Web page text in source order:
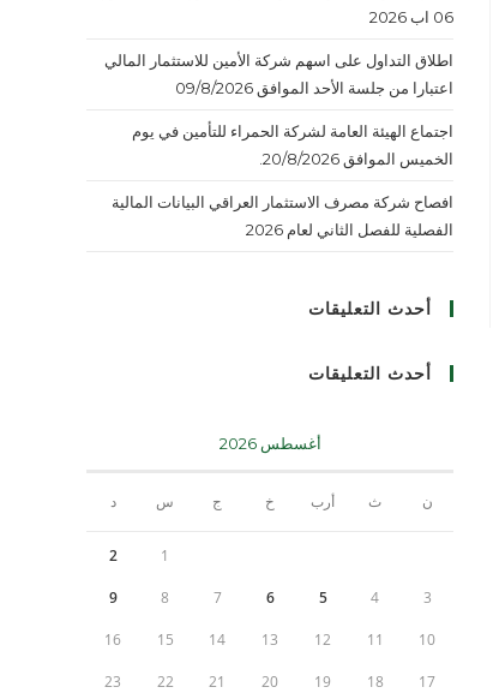
06 اب 2026
اطلاق التداول على اسهم شركة الأمين للاستثمار المالي
اعتبارا من جلسة الأحد الموافق 09/8/2026
اجتماع الهيئة العامة لشركة الحمراء للتأمين في يوم
الخميس الموافق 20/8/2026.
افصاح شركة مصرف الاستثمار العراقي البيانات المالية
الفصلية للفصل الثاني لعام 2026
أحدث التعليقات
أحدث التعليقات
أغسطس 2026
ن ث أرب خ ج س د
1
2
3
4
5
6
7
8
9
10
11
12
13
14
15
16
17
18
19
20
21
22
23